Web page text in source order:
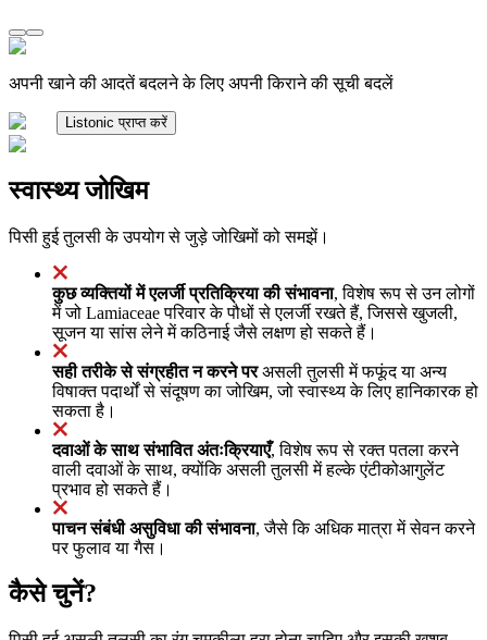
अपनी खाने की आदतें बदलने के लिए अपनी किराने की सूची बदलें
Listonic प्राप्त करें
स्वास्थ्य जोखिम
पिसी हुई तुलसी के उपयोग से जुड़े जोखिमों को समझें।
कुछ व्यक्तियों में एलर्जी प्रतिक्रिया की संभावना, विशेष रूप से उन लोगों
में जो Lamiaceae परिवार के पौधों से एलर्जी रखते हैं, जिससे खुजली,
सूजन या सांस लेने में कठिनाई जैसे लक्षण हो सकते हैं।
सही तरीके से संग्रहीत न करने परअसली तुलसी में फफूंद या अन्य
विषाक्त पदार्थों से संदूषण का जोखिम, जो स्वास्थ्य के लिए हानिकारक हो
सकता है।
दवाओं के साथ संभावित अंतःक्रियाएँ, विशेष रूप से रक्त पतला करने
वाली दवाओं के साथ, क्योंकि असली तुलसी में हल्के एंटीकोआगुलेंट
प्रभाव हो सकते हैं।
पाचन संबंधी असुविधा की संभावना, जैसे कि अधिक मात्रा में सेवन करने
पर फुलाव या गैस।
कैसे चुनें?